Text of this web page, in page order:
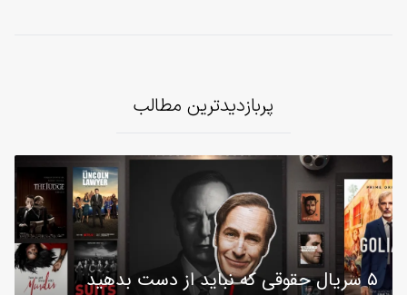
پربازدیدترین مطالب
۵ سریال حقوقی که نباید از دست بدهید